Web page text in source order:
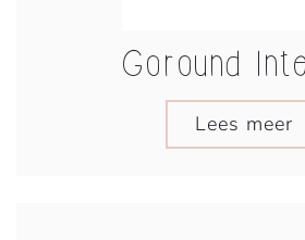
Goround
Lees meer